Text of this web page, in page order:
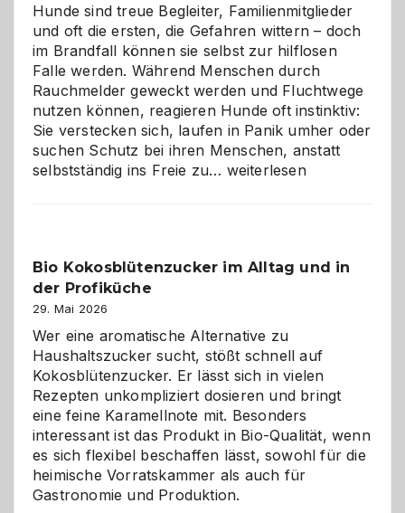
Hunde sind treue Begleiter, Familienmitglieder
und oft die ersten, die Gefahren wittern – doch
im Brandfall können sie selbst zur hilflosen
Falle werden. Während Menschen durch
Rauchmelder geweckt werden und Fluchtwege
nutzen können, reagieren Hunde oft instinktiv:
Sie verstecken sich, laufen in Panik umher oder
suchen Schutz bei ihren Menschen, anstatt
selbstständig ins Freie zu… Wenn
Gefahr
für
Hunde
im
eigenen
Zuhause
weiterlesen
Bio Kokosblütenzucker im Alltag und in
der Profiküche
29. Mai 2026
Wer eine aromatische Alternative zu
Haushaltszucker sucht, stößt schnell auf
Kokosblütenzucker. Er lässt sich in vielen
Rezepten unkompliziert dosieren und bringt
eine feine Karamellnote mit. Besonders
interessant ist das Produkt in Bio-Qualität, wenn
es sich flexibel beschaffen lässt, sowohl für die
heimische Vorratskammer als auch für
Gastronomie und Produktion.